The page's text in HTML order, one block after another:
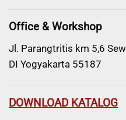
Office & Workshop
Jl. Parangtritis km 5,6
DI Yogyakarta 55187
DOWNLOAD KATALOG